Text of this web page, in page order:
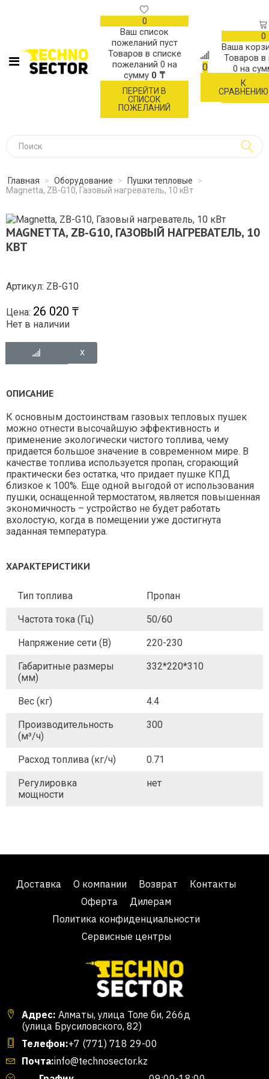
0
Ваш список
пожеланий пуст
Товаров в списке
пожеланий 0 на
сумму 0 ₸
ПЕРЕЙТИ В
СПИСОК
ПОЖЕЛАНИЙ
0
К
СРАВНЕНИЮ
0
Ваша
Товаров в
0 на
Главная > Оборудование > Пушки тепловые
>
Magnetta, ZB-G10, Газовый нагреватель, 10 кВт
MAGNETTA, ZB-G10, ГАЗОВЫЙ НАГРЕВАТЕЛЬ, 10
КВТ
Артикул: ZB-G10
Цена: 26 020 ₸
Нет в наличии
ОПИСАНИЕ
К основным достоинствам газовых тепловых пушек
можно отнести высочайшую эффективность и
применение экологически чистого топлива, чему
придается большое значение в современном мире. В
качестве топлива используется пропан, сгорающий
практически без остатка, что придает пушке КПД
близкое к 100%. Еще одной выгодой от использования
пушки, оснащенной термостатом, является повышенная
экономичность – устройство не будет работать
вхолостую, когда в помещении уже достигнута
заданная температура.
ХАРАКТЕРИСТИКИ
Тип топлива Пропан
Частота тока (Гц) 50/60
Напряжение сети (В) 220-230
Габаритные размеры
(мм)
332*220*310
Вес (кг) 4.4
Производительность
(м³/ч)
300
Расход топлива (кг/ч) 0.71
Регулировка
мощности
нет
Доставка О компании Возврат
Контакты
Оферта
Дилерам
Политика конфиденциальности
Сервисные центры
Адрес: Алматы, улица Толе би, 266д
(улица Брусиловского, 82)
Телефон:+7 (771) 718 29-00
Почта:info@technosector.kz